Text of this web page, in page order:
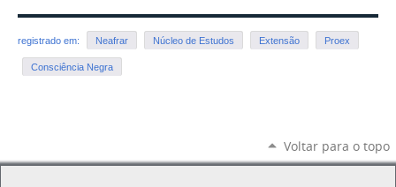
registrado em: Neafrar Núcleo de Estudos Extensão Proex
Consciência Negra
Voltar para o topo